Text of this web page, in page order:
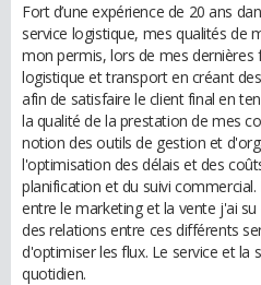
Fort d’une expérience de 20 ans
service logistique, mes qualités de
mon permis, lors de mes dernières
logistique et transport en créant
afin de satisfaire le client final en
la qualité de la prestation de mes
notion des outils de gestion et
l'optimisation des délais et des
planification et du suivi
entre le marketing et la vente j'ai
des relations entre ces différents
d'optimiser les flux. Le service et
quotidien.